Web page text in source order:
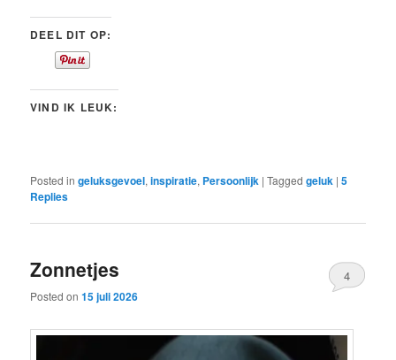
DEEL DIT OP:
VIND IK LEUK:
Posted in geluksgevoel,inspiratie, Persoonlijk |Tagged geluk |5
Replies
Zonnetjes
Posted on15 juli 2026
4